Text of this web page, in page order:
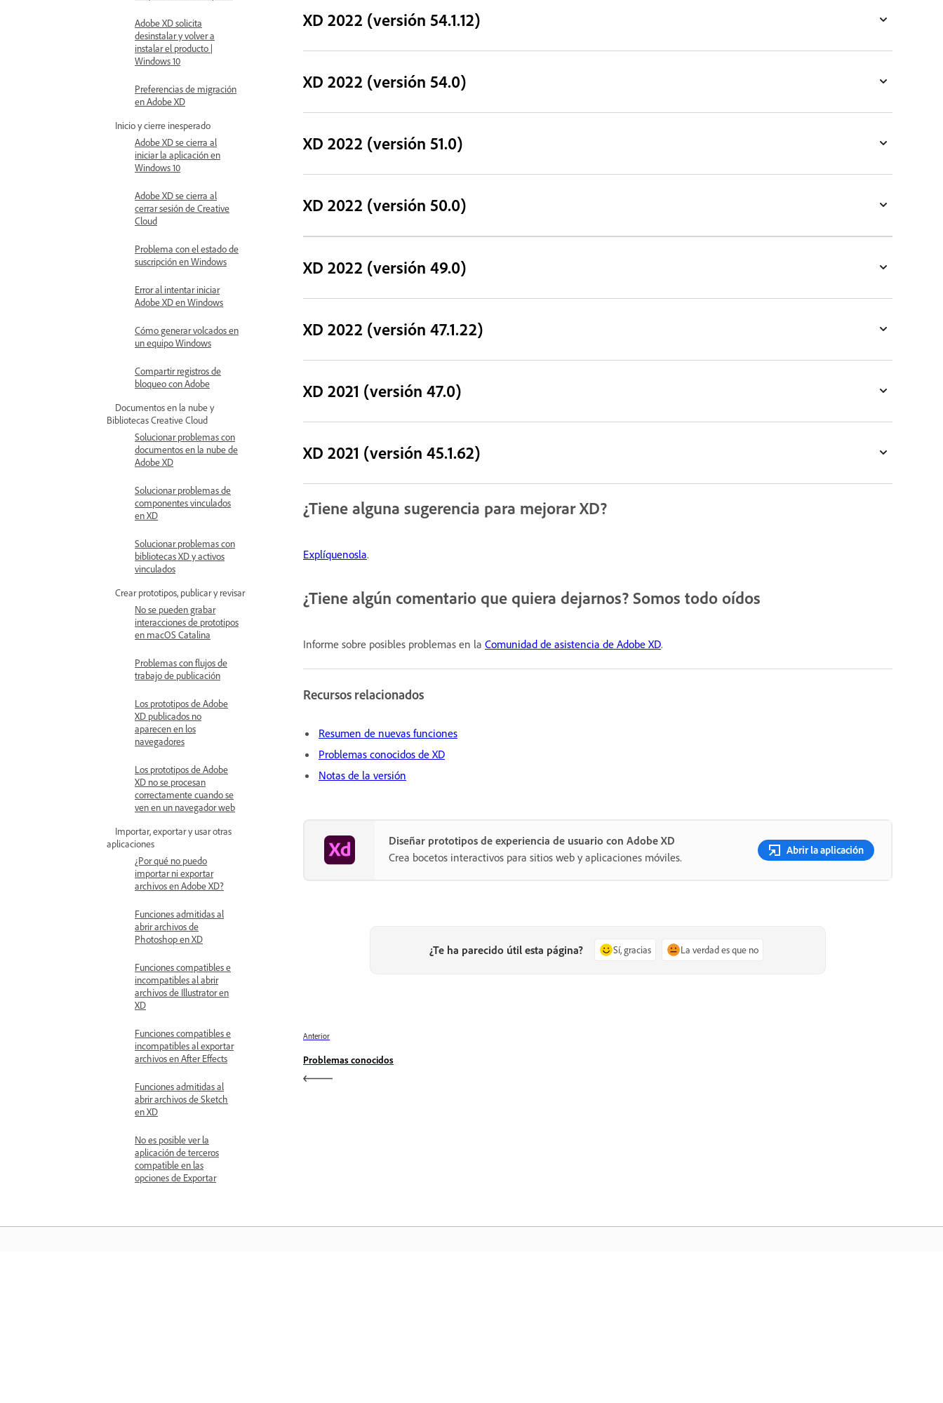
Adobe XD solicita
desinstalar y volver a
instalar el producto |
Windows 10
Preferencias de migración
en Adobe XD
Inicio y cierre inesperado
Adobe XD se cierra al
iniciar la aplicación en
Windows 10
Adobe XD se cierra al
cerrar sesión de Creative
Cloud
Problema con el estado de
suscripción en Windows
Error al intentar iniciar
Adobe XD en Windows
Cómo generar volcados en
un equipo Windows
Compartir registros de
bloqueo con Adobe
Documentos en la nube y
Bibliotecas Creative Cloud
Solucionar problemas con
documentos en la nube de
Adobe XD
Solucionar problemas de
componentes vinculados
en XD
Solucionar problemas con
bibliotecas XD y activos
vinculados
Crear prototipos, publicar y revisar
No se pueden grabar
interacciones de prototipos
en macOS Catalina
Problemas con flujos de
trabajo de publicación
Los prototipos de Adobe
XD publicados no
aparecen en los
navegadores
Los prototipos de Adobe
XD no se procesan
correctamente cuando se
ven en un navegador web
Importar, exportar y usar otras
aplicaciones
¿Por qué no puedo
importar ni exportar
archivos en Adobe XD?
Funciones admitidas al
abrir archivos de
Photoshop en XD
Funciones compatibles e
incompatibles al abrir
archivos de Illustrator en
XD
Funciones compatibles e
incompatibles al exportar
archivos en After Effects
Funciones admitidas al
abrir archivos de Sketch
en XD
No es posible ver la
aplicación de terceros
compatible en las
opciones de Exportar
XD 2022 (versión 54.1.12)
XD 2022 (versión 54.0)
XD 2022 (versión 51.0)
XD 2022 (versión 50.0)
XD 2022 (versión 49.0)
XD 2022 (versión 47.1.22)
XD 2021 (versión 47.0)
XD 2021 (versión 45.1.62)
¿Tiene alguna sugerencia para mejorar XD?
Explíquenosla.
¿Tiene algún comentario que quiera dejarnos? Somos todo oídos
Informe sobre posibles problemas en la Comunidad de asistencia de Adobe XD.
Recursos relacionados
Resumen de nuevas funciones
Problemas conocidos de XD
Notas de la versión
Diseñar prototipos de experiencia de usuario con Adobe XD
Crea bocetos interactivos para sitios web y aplicaciones móviles.
Abrir la aplicación
¿Te ha parecido útil esta página? Sí, gracias La verdad es que no
Anterior
Problemas conocidos